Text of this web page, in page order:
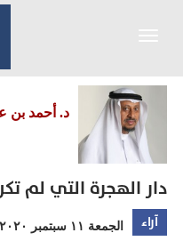
د. أحمد بن
دار الهجرة التي لم
آراء الجمعة ١١ سبتمبر ٢٠٢٠